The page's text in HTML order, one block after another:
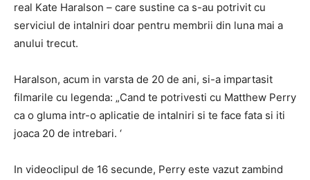
real Kate Haralson – care sustine ca s-au potrivit cu
serviciul de intalniri doar pentru membrii din luna mai a
anului trecut.
Haralson, acum in varsta de 20 de ani, si-a impartasit
filmarile cu legenda: „Cand te potrivesti cu Matthew Perry
ca o gluma intr-o aplicatie de intalniri si te face fata si iti
joaca 20 de intrebari. ‘
In videoclipul de 16 secunde, Perry este vazut zambind